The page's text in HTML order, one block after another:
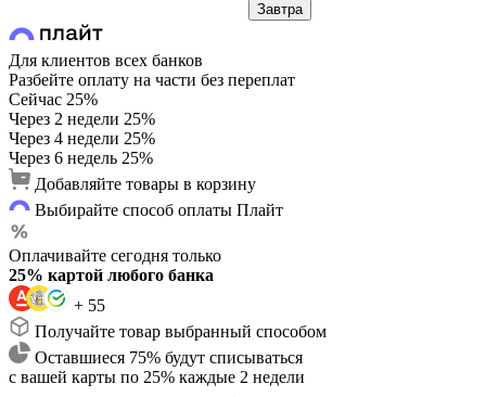
Завтра
Для клиентов всех банков
Разбейте оплату на части без переплат
Сейчас 25%
Через 2 недели 25%
Через 4 недели 25%
Через 6 недель 25%
Добавляйте товары в корзину
Выбирайте способ оплаты Плайт
Оплачивайте сегодня только
25% картой любого банка
+ 55
Получайте товар выбранный способом
Оставшиеся 75% будут списываться
с вашей карты по 25% каждые 2 недели